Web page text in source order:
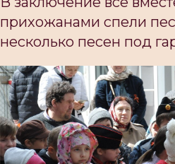
прихожанами спели
несколько песен под